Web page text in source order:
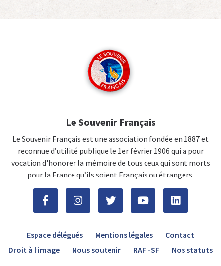
Le Souvenir Français
Le Souvenir Français est une association fondée en 1887 et
reconnue d’utilité publique le 1er février 1906 qui a pour
vocation d'honorer la mémoire de tous ceux qui sont morts
pour la France qu’ils soient Français ou étrangers.
Espace délégués Mentions légales
Contact
Droit à l’image
Nous soutenir RAFI-SF Nos statuts